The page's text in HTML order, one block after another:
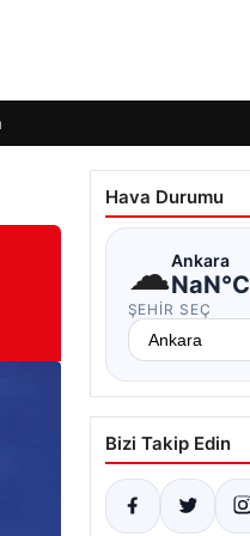
Hava Durumu
☁Ankara
NaN°C
ŞEHIR SEÇ
Bizi Takip Edin